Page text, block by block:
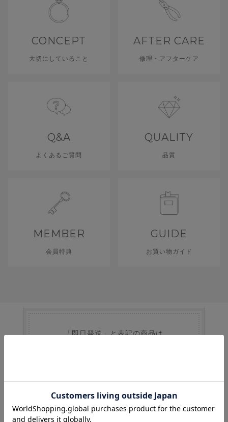
CONCEPT
大切にしていること
AFTER CARE
修理・アフターケア
Q&A
よくあるご質問
QUALITY
品質
MEMBER
会員特典
GUIDE
お買い物ガイド
「即日発送」と表記の商品は
即日発送ご対応商品 >
・即日発送商品は、営業日の13時までのご注文で即日発送。